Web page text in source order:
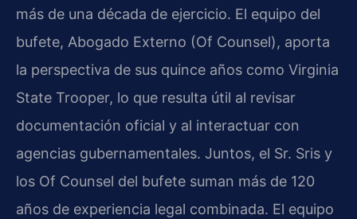
más de una década de ejercicio. El equipo del
bufete, Abogado Externo (Of Counsel), aporta
la perspectiva de sus quince años como Virginia
State Trooper, lo que resulta útil al revisar
documentación oficial y al interactuar con
agencias gubernamentales. Juntos, el Sr. Sris y
los Of Counsel del bufete suman más de 120
años de experiencia legal combinada. El equipo